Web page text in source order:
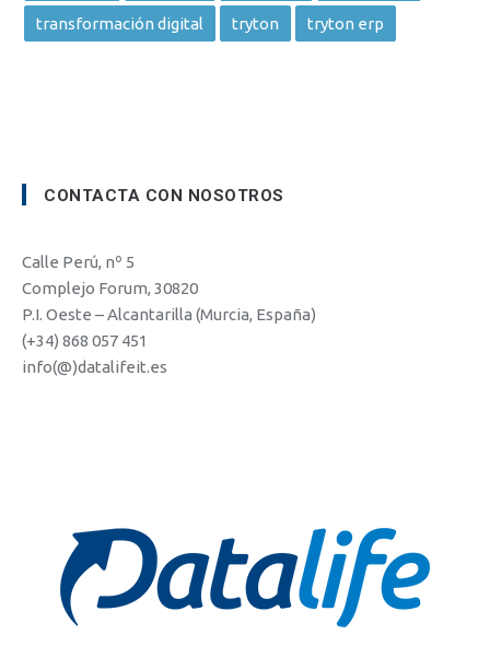
transformación digital tryton tryton erp
CONTACTA CON NOSOTROS
Calle Perú, nº 5
Complejo Forum, 30820
P.I. Oeste – Alcantarilla (Murcia, España)
(+34) 868 057 451
info(@)datalifeit.es